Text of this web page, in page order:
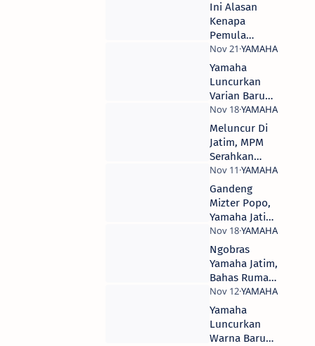
Ini Alasan
Kenapa
Pemula
Motor Trail
Wajib Pakai
WR 155 R
Yamaha
Luncurkan
Varian Baru
All New NMAX
155
Connected,
Harga 31 Juta
OTR Jakarta
Meluncur Di
Jatim, MPM
Serahkan
Honda
CBR1000RR-R
Fireblade ke
Konsumen
Gandeng
Mizter Popo,
Yamaha Jatim
Berbagi Tips
Bikin Podcast
Ngobras
Yamaha Jatim,
Bahas Rumah
Berhantu
Bareng Gaduh
Pribadi
Yamaha
Luncurkan
Warna Baru